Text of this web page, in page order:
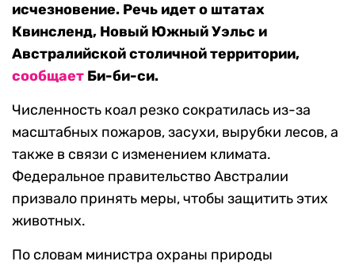
исчезновение. Речь идет о штатах
Квинсленд, Новый Южный Уэльс и
Австралийской столичной территории,
сообщает Би-би-си.
Численность коал резко сократилась из-за
масштабных пожаров, засухи, вырубки лесов, а
также в связи с изменением климата.
Федеральное правительство Австралии
призвало принять меры, чтобы защитить этих
животных.
По словам министра охраны природы